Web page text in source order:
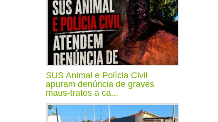
SUS Animal e Polícia Civil
apuram denúncia de graves
maus-tratos a ca...